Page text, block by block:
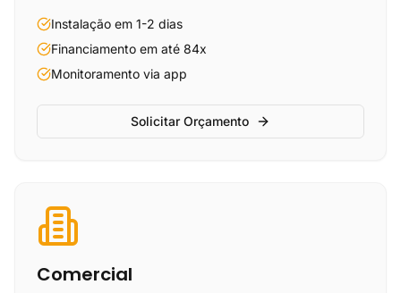
Instalação em 1-2 dias
Financiamento em até 84x
Monitoramento via app
Solicitar Orçamento
Comercial